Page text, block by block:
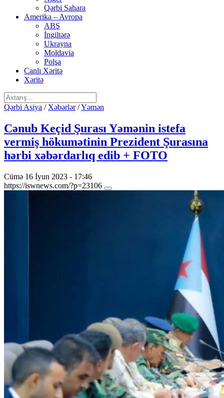
Qərbi Sahara
Amerika – Avropa
ABŞ
İngiltərə
Ukrayna
Moldavia
Polşa
Canlı Xəritə
Xəritə
Qərbi Asiya / Xəbərlər/Yəmən
Cənub Keçid Şurası Yəmənin istefa
vermiş hökumətinin Prezident Şurasına
hərbi xəbərdarlıq edib + FOTO
Cümə 16 İyun 2023 - 17:46
https://iswnews.com/?p=23106